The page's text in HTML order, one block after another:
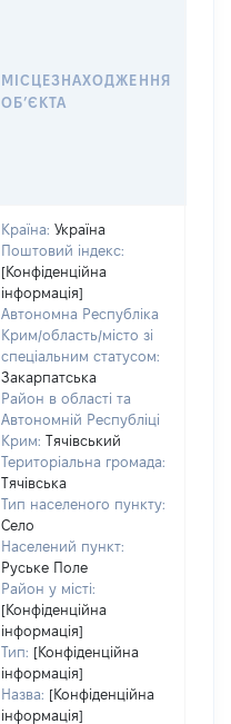
МІСЦЕЗНАХОДЖЕННЯ
ОБʼЄКТА
Країна: Україна
Поштовий індекс:
[Конфіденційна
інформація]
Автономна Республіка
Крим/область/місто зі
спеціальним статусом:
Закарпатська
Район в області та
Автономній Республіці
Крим: Тячівський
Територіальна громада:
Тячівська
Тип населеного пункту:
Село
Населений пункт:
Руське Поле
Район у місті:
[Конфіденційна
інформація]
Тип: [Конфіденційна
інформація]
Назва: [Конфіденційна
інформація]